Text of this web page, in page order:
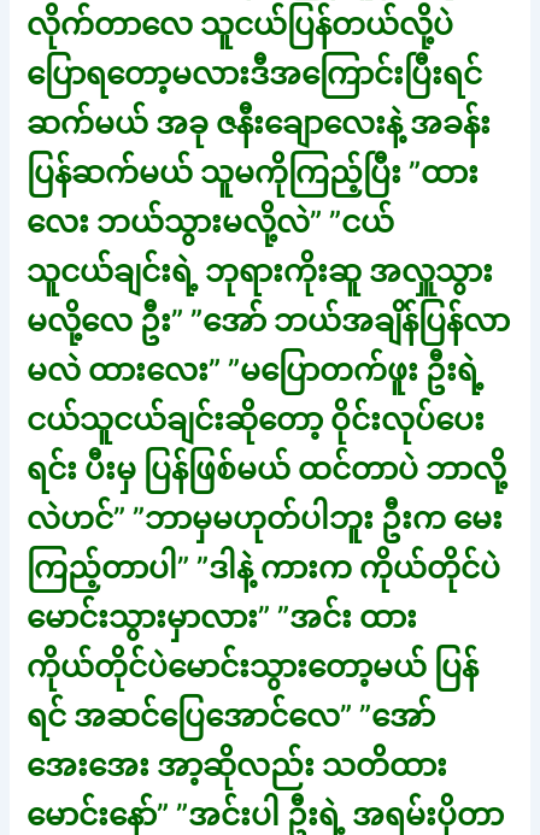
လိုက်တာလေ သူငယ်ပြန်တယ်လို့ပဲ
ပြောရတော့မလားဒီအကြောင်းပြီးရင်
ဆက်မယ် အခု ဇနီးချောလေးနဲ့ အခန်း
ပြန်ဆက်မယ် သူမကိုကြည့်ပြီး ”ထား
လေး ဘယ်သွားမလို့လဲ” ”ငယ်
သူငယ်ချင်းရဲ့ ဘုရားကိုးဆူ အလှူသွား
မလို့လေ ဦး” ”အော် ဘယ်အချိန်ပြန်လာ
မလဲ ထားလေး” ”မပြောတက်ဖူး ဦးရဲ့
ငယ်သူငယ်ချင်းဆိုတော့ ဝိုင်းလုပ်ပေး
ရင်း ပီးမှ ပြန်ဖြစ်မယ် ထင်တာပဲ ဘာလို့
လဲဟင်” ”ဘာမှမဟုတ်ပါဘူး ဦးက မေး
ကြည့်တာပါ” ”ဒါနဲ့ ကားက ကိုယ်တိုင်ပဲ
မောင်းသွားမှာလား” ”အင်း ထား
ကိုယ်တိုင်ပဲမောင်းသွားတော့မယ် ပြန်
ရင် အဆင်ပြေအောင်လေ” ”အော်
အေးအေး အာ့ဆိုလည်း သတိထား
မောင်းနော်” ”အင်းပါ ဦးရဲ့ အရမ်းပိုတာ